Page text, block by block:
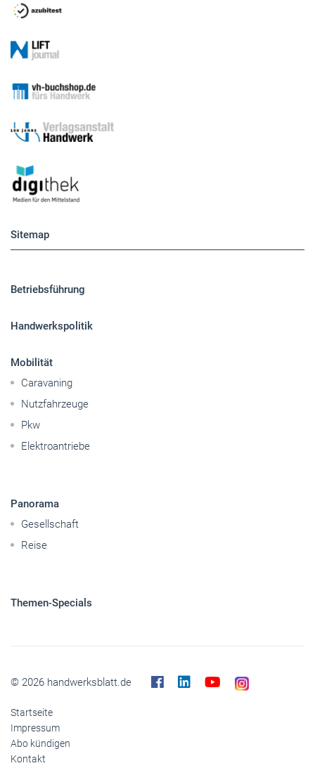
Sitemap
Betriebsführung
Handwerkspolitik
Mobilität
Caravaning
Nutzfahrzeuge
Pkw
Elektroantriebe
Panorama
Gesellschaft
Reise
Themen-Specials
© 2026 handwerksblatt.de
Startseite
Impressum
Abo kündigen
Kontakt